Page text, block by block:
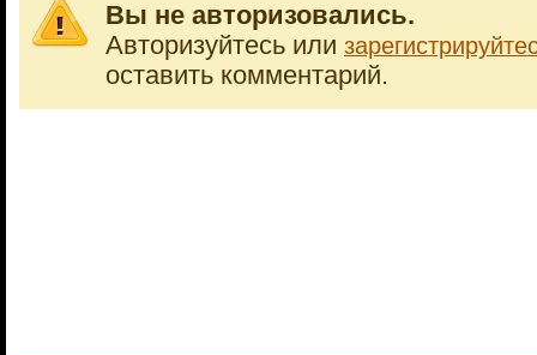
Вы не авторизовались.
Авторизуйтесь или
оставить комментарий.